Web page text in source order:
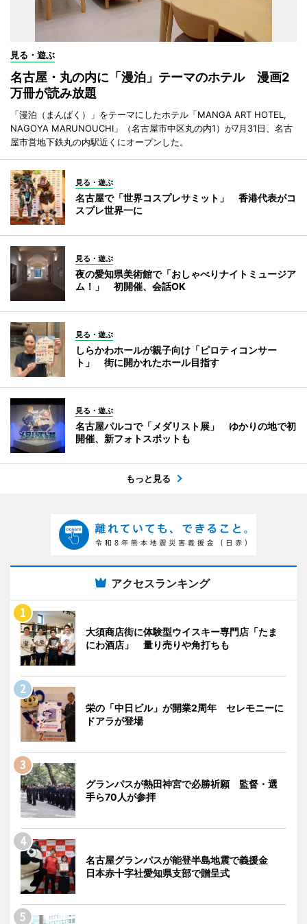
見る・遊ぶ
名古屋・丸の内に「漫泊」テーマのホテル 漫画2
万冊が読み放題
「漫泊（まんぱく）」をテーマにしたホテル「MANGA ART HOTEL,
NAGOYA MARUNOUCHI」（名古屋市中区丸の内1）が7月31日、名古
屋市営地下鉄丸の内駅近くにオープンした。
見る・遊ぶ
名古屋で「世界コスプレサミット」 香港代表がコ
スプレ世界一に
見る・遊ぶ
夜の愛知県美術館で「おしゃべりナイトミュージア
ム！」 初開催、会話OK
見る・遊ぶ
しらかわホールが親子向け「ピロティコンサー
ト」 街に開かれたホール目指す
見る・遊ぶ
名古屋パルコで「メダリスト展」 ゆかりの地で初
開催、新フォトスポットも
もっと見る
アクセスランキング
大須商店街に体験型ウイスキー専門店「たま
にわ酒店」 量り売りや角打ちも
栄の「中日ビル」が開業2周年 セレモニーに
ドアラが登場
グランパスが熱田神宮で必勝祈願 監督・選
手ら70人が参拝
名古屋グランパスが能登半島地震で義援金
日本赤十字社愛知県支部で贈呈式